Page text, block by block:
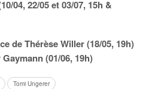
04, 22/05 et 03/07, 15h &
de Thérèse Willer (18/05, 19h)
(01/06, 19h)
Tomi Ungerer